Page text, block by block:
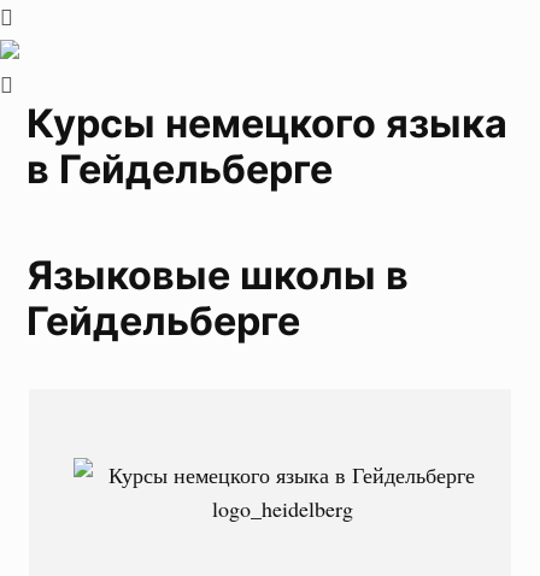
Курсы немецкого языка
в Гейдельберге
Языковые школы в
Гейдельберге